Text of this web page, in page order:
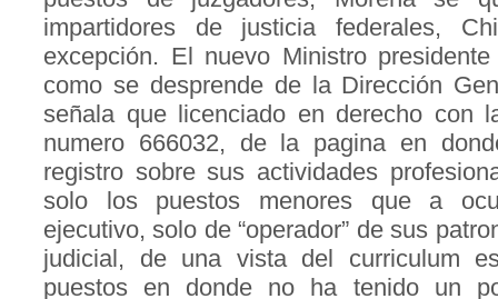
impartidores de justicia federales,
excepción. El nuevo Ministro
como se desprende de la Dirección
señala que licenciado en derecho con
numero 666032, de la pagina en
registro sobre sus actividades
solo los puestos menores que a
ejecutivo, solo de “operador” de sus
judicial, de una vista del curriculum
puestos en donde no ha tenido un